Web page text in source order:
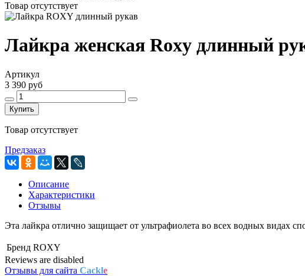
Товар отсутствует
Лайкра женская Roxy длинный
Артикул
3 390 руб
Купить
Товар отсутствует
Предзаказ
Описание
Характеристики
Отзывы
Эта лайкра отлично защищает от ультрафиолета во всех водных видах
Бренд ROXY
Reviews are disabled
Отзывы для сайта Cackle